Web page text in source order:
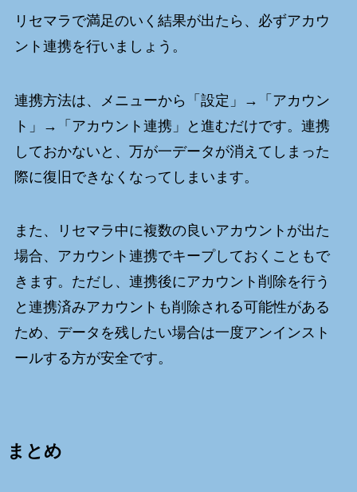
リセマラで満足のいく結果が出たら、必ずアカウ
ント連携を行いましょう。
連携方法は、メニューから「設定」→「アカウン
ト」→「アカウント連携」と進むだけです。連携
しておかないと、万が一データが消えてしまった
際に復旧できなくなってしまいます。
また、リセマラ中に複数の良いアカウントが出た
場合、アカウント連携でキープしておくこともで
きます。ただし、連携後にアカウント削除を行う
と連携済みアカウントも削除される可能性がある
ため、データを残したい場合は一度アンインスト
ールする方が安全です。
まとめ